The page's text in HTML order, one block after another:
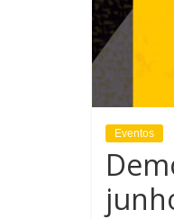
Eventos